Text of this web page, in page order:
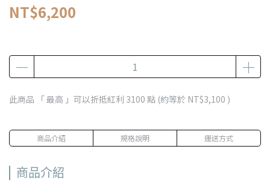
NT$6,200
此商品 「 最高 」可以折抵紅利 3100 點 (約等於 NT$3,100 )
商品介紹 規格說明 運送方式
商品介紹